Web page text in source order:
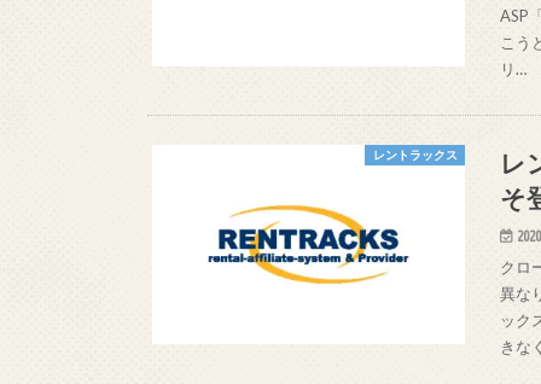
ASP
こう
リ…
レントラックス
レ
そ
クロ
異な
ック
きな